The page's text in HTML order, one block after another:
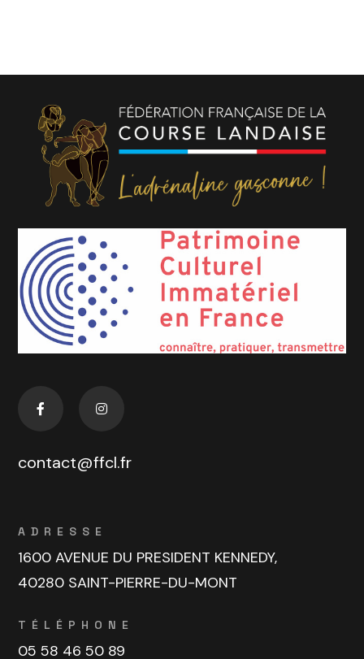
contact@ffcl.fr
ADRESSE
1600 AVENUE DU PRESIDENT KENNEDY,
40280 SAINT-PIERRE-DU-MONT
TÉLÉPHONE
05 58 46 50 89